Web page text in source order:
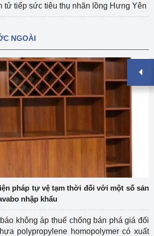
tử tiếp sức tiêu thụ nhãn lồng Hưng Yên
NGOÀI
pháp tự vệ tạm thời đối với một số sản
nhập khẩu
không áp thuế chống bán phá giá đối
polypropylene homopolymer có xuất